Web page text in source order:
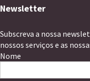
Newsletter
Subscreva a nossa
nossos serviços e as
Nome